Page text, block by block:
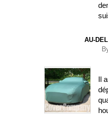
AU-
Il